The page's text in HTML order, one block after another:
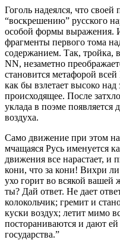
Гоголь надеялся, что
“воскрешению” русского
особой формы выражения.
фрагменты первого тома
содержанием. Так, тройка,
NN, незаметно
становится метафорой
как бы взлетает высоко над
происходящее. После
уклада в поэме
воздуха.
Само движение при этом
мчащаяся Русь именуется
движения все нарастает, и
кони, что за кони! Вихри
ухо горит во всякой вашей
ты? Дай ответ. Не дает
колокольчик; гремит и
куски воздух; летит мимо
постораниваются и дают
государства.”